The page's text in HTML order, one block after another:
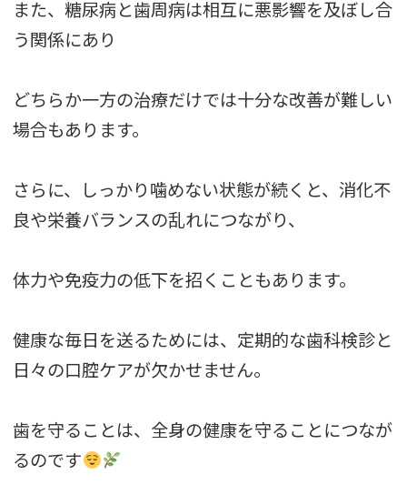
また、糖尿病と歯周病は相互に悪影響を及ぼし合
う関係にあり
どちらか一方の治療だけでは十分な改善が難しい
場合もあります。
さらに、しっかり噛めない状態が続くと、消化不
良や栄養バランスの乱れにつながり、
体力や免疫力の低下を招くこともあります。
健康な毎日を送るためには、定期的な歯科検診と
日々の口腔ケアが欠かせません。
歯を守ることは、全身の健康を守ることにつなが
るのです